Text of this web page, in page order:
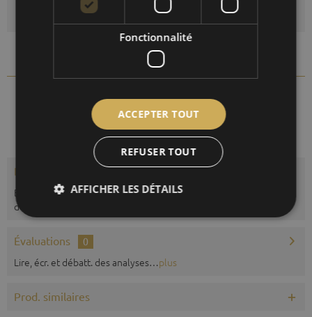
Description
Baromètre avec thermomètre et hygromètre équipé d’un anneau
de suspension. Boîtier en bois...
Évaluations 0
Lire, écr. et débatt. des analyses…plus
Prod. similaires
Fonctionnalité
ACCEPTER TOUT
REFUSER TOUT
AFFICHER LES DÉTAILS